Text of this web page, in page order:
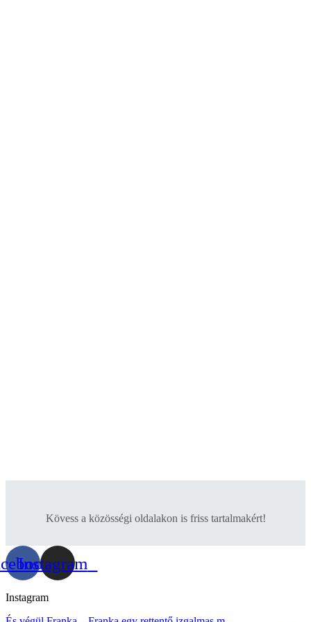
Kövess a közösségi oldalakon is friss tartalmakért!
Instagram
Instagram